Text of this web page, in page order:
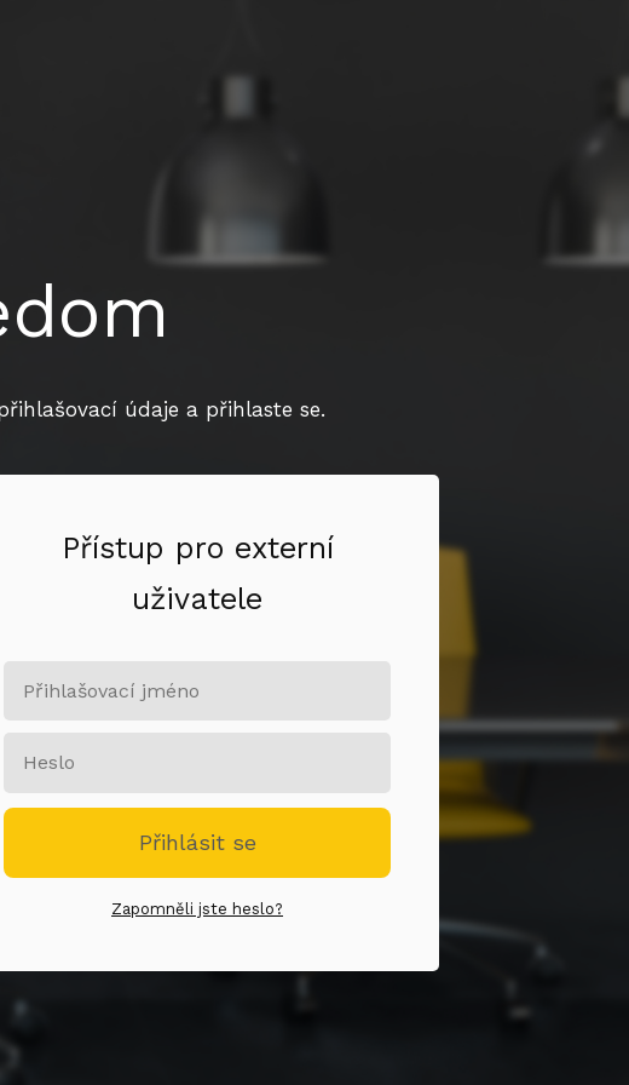
údaje a přihlaste se.
Přístup pro externí
uživatele
Přihlásit se
Zapomněli jste heslo?